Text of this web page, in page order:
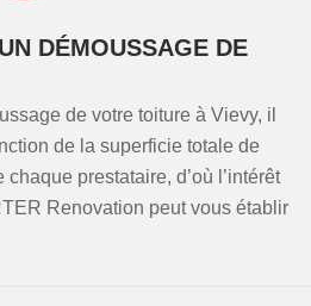
DÉMOUSSAGE DE
de votre toiture à Vievy, il
de la superficie totale de
prestataire, d’où l’intérêt
Renovation peut vous établir